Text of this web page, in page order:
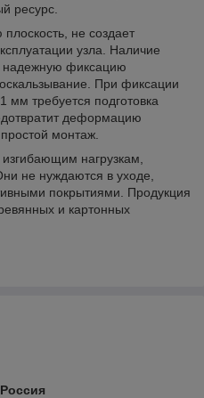
ресурс.
не создает
узла. Наличие
надежную фиксацию
При фиксации
мм требуется подготовка
деформацию
монтаж.
нагрузкам,
не нуждаются в уходе,
покрытиями. Продукция
и картонных
Россия